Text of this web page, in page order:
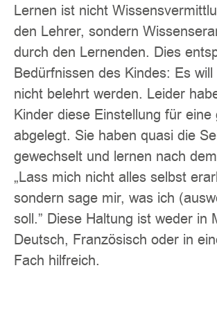
Lernen ist nicht
den Lehrer, sondern
durch den Lernenden. Dies
Bedürfnissen des Kindes: Es
nicht belehrt werden. Leider
Kinder diese Einstellung für eine
abgelegt. Sie haben quasi die
gewechselt und lernen nach
„Lass mich nicht alles selbst
sondern sage mir, was ich
soll.” Diese Haltung ist weder in
Deutsch, Französisch oder in
Fach hilfreich.